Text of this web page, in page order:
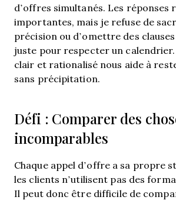
d’offres simultanés. Les réponses
importantes, mais je refuse de
précision ou d’omettre des
juste pour respecter un
clair et rationalisé nous aide à
sans précipitation.
Défi : Comparer des
incomparables
Chaque appel d’offre a sa propre
les clients n’utilisent pas des
Il peut donc être difficile de